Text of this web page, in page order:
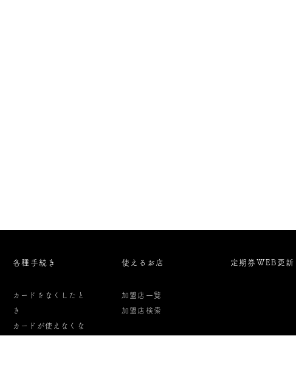
各種手続き
カードをなくしたと
き
カードが使えなくな
使えるお店
加盟店一覧
加盟店検索
定期券WEB更新